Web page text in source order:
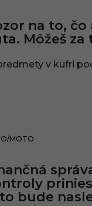
na to,
Môžeš
v kufri
MOTO
bude